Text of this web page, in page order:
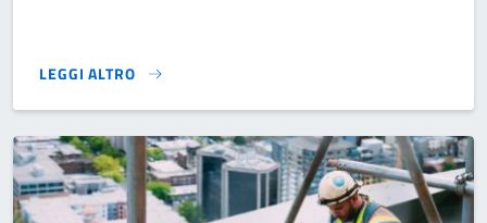
LEGGI ALTRO
}